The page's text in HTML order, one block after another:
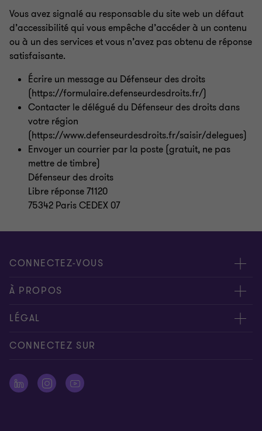
Vous avez signalé au responsable du site web un défaut
d’accessibilité qui vous empêche d’accéder à un contenu
ou à un des services et vous n’avez pas obtenu de réponse
satisfaisante.
Écrire un message au Défenseur des droits
(https://formulaire.defenseurdesdroits.fr/)
Contacter le délégué du Défenseur des droits dans
votre région
(https://www.defenseurdesdroits.fr/saisir/delegues)
Envoyer un courrier par la poste (gratuit, ne pas
mettre de timbre)
Défenseur des droits
Libre réponse 71120
75342 Paris CEDEX 07
CONNECTEZ-VOUS
Rencontrez nos experts
Contactez-nous
À PROPOS
Grant Thornton
People & Culture
LÉGAL
Disclaimer
Politique de Protection des Données Personnelles
CONNECTEZ SUR